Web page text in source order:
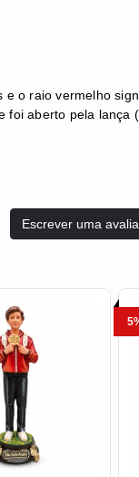
o raio vermelho
foi aberto pela lança
Escrever uma